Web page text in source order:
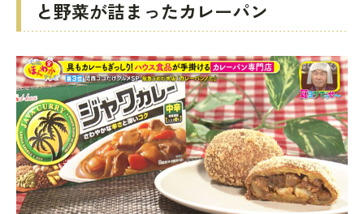
と野菜が詰まったカレーパン